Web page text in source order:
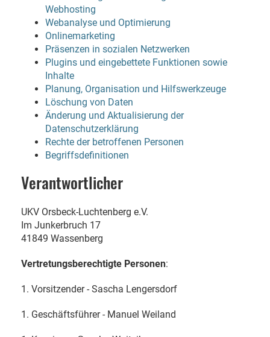
Webhosting
Webanalyse und Optimierung
Onlinemarketing
Präsenzen in sozialen Netzwerken
Plugins und eingebettete Funktionen sowie
Inhalte
Planung, Organisation und Hilfswerkzeuge
Löschung von Daten
Änderung und Aktualisierung der
Datenschutzerklärung
Rechte der betroffenen Personen
Begriffsdefinitionen
Verantwortlicher
UKV Orsbeck-Luchtenberg e.V.
Im Junkerbruch 17
41849 Wassenberg
Vertretungsberechtigte Personen:
1. Vorsitzender - Sascha Lengersdorf
1. Geschäftsführer - Manuel Weiland